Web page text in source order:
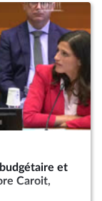
et
Caroit,